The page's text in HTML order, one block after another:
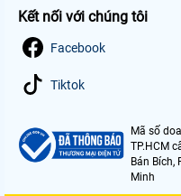
Kết nối với chúng tôi
Facebook
Tiktok
Mã số
TP.HCM
Bán Bích,
Minh